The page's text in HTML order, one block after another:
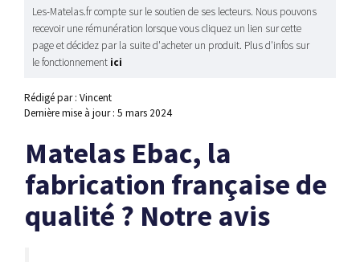
Les-Matelas.fr compte sur le soutien de ses lecteurs. Nous pouvons
recevoir une rémunération lorsque vous cliquez un lien sur cette
page et décidez par la suite d'acheter un produit. Plus d'infos sur
le fonctionnement ici
Rédigé par : Vincent
Dernière mise à jour : 5 mars 2024
Matelas Ebac, la
fabrication française de
qualité ? Notre avis